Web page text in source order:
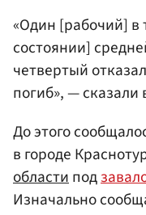
«Один [рабочий] в
состоянии]
четвертый
погиб», — сказали
До этого
в городе
области под
Изначально